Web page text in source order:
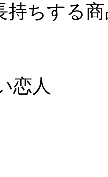
持ちする
恋人